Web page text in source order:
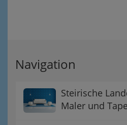
Navigation
Steirische
Maler und